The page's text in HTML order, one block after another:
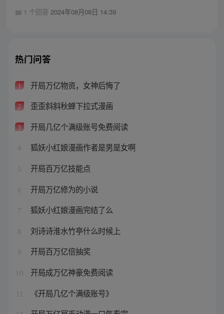
1 个回答 2024年08月08日 14:39
热门问答
1 开局万亿物资，女神后悔了
2 歪歪斜斜秋蝉下拉式漫画
3 开局几亿个满级账号免费阅读
4 狐妖小红娘漫画作者是男是女啊
5 开局百万亿技能点
6 开局万亿修为的小说
7 狐妖小红娘漫画完结了么
8 刘诗诗淮水竹亭什么时候上
9 开局百万亿倍抽奖
10 开局成万亿神豪免费阅读
《开局几亿个满级账号》